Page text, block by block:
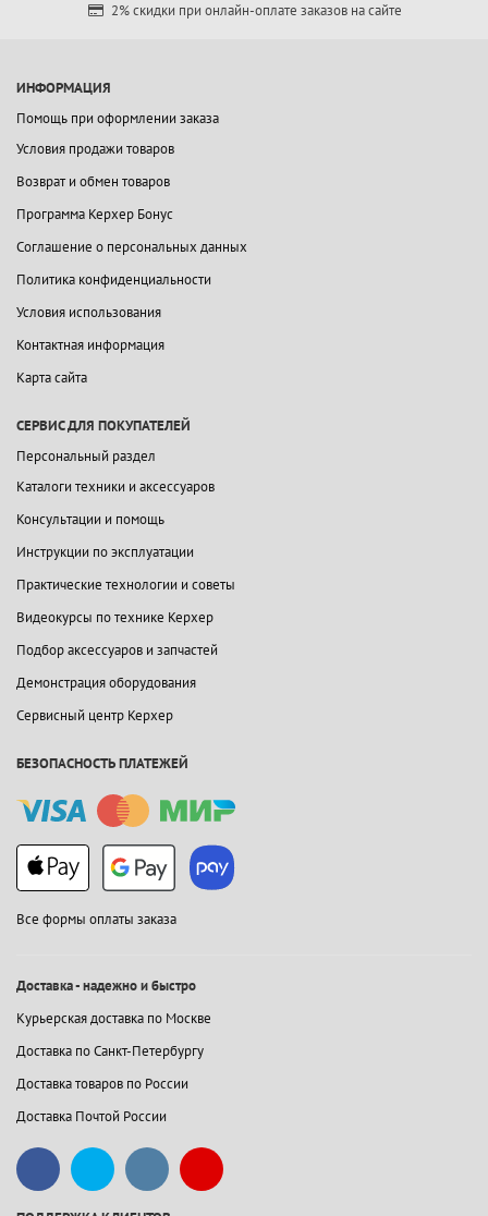
2% скидки при онлайн-оплате заказов на сайте
ИНФОРМАЦИЯ
Помощь при оформлении заказа
Условия продажи товаров
Возврат и обмен товаров
Программа Керхер Бонус
Соглашение о персональных данных
Политика конфиденциальности
Условия использования
Контактная информация
Карта сайта
СЕРВИС ДЛЯ ПОКУПАТЕЛЕЙ
Персональный раздел
Каталоги техники и аксессуаров
Консультации и помощь
Инструкции по эксплуатации
Практические технологии и советы
Видеокурсы по технике Керхер
Подбор аксессуаров и запчастей
Демонстрация оборудования
Сервисный центр Керхер
БЕЗОПАСНОСТЬ ПЛАТЕЖЕЙ
Все формы оплаты заказа
Доставка - надежно и быстро
Курьерская доставка по Москве
Доставка по Санкт-Петербургу
Доставка товаров по России
Доставка Почтой России